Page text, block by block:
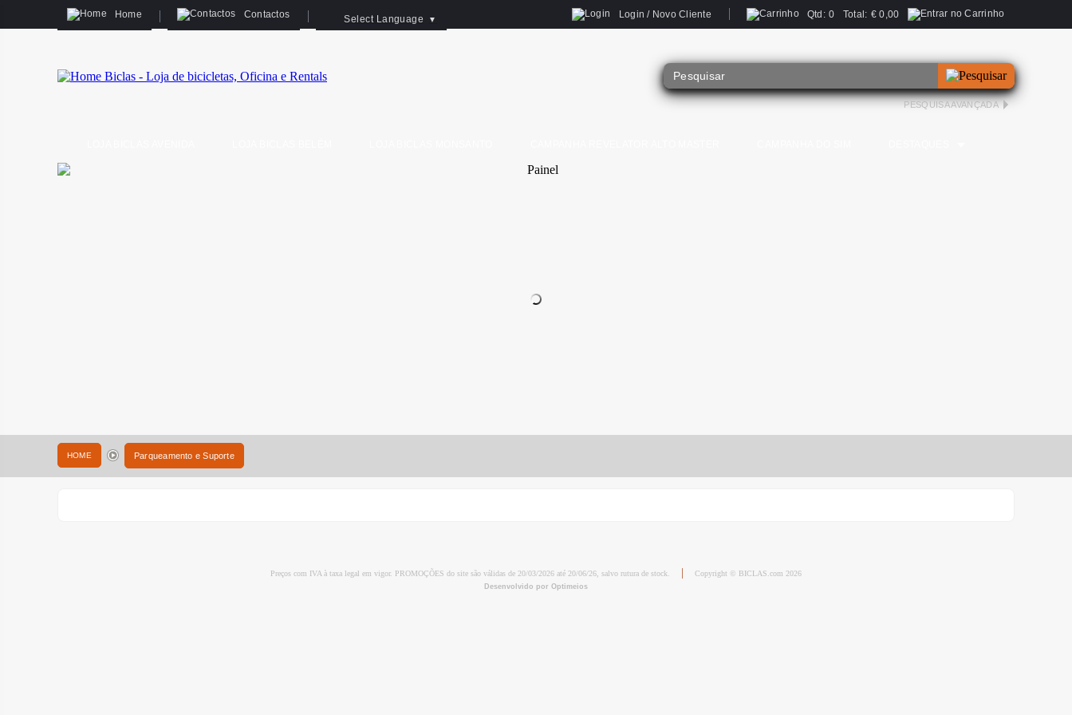
Home Contactos Select Language ▼ Login / Novo Cliente Qtd: 0 Total: €0,00
PESQUISA AVANÇADA
HOME Parqueamento e Suporte
Preços com IVA à taxa legal em vigor. PROMOÇÕES do site são válidas de 20/03/2026 até 20/06/26, salvo rutura de stock. Copyright © BICLAS.com 2026
Desenvolvido por Optimeios